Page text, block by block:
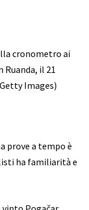
cronometro ai
Ruanda, il 21
Images)
prove a tempo è
ha familiarità e